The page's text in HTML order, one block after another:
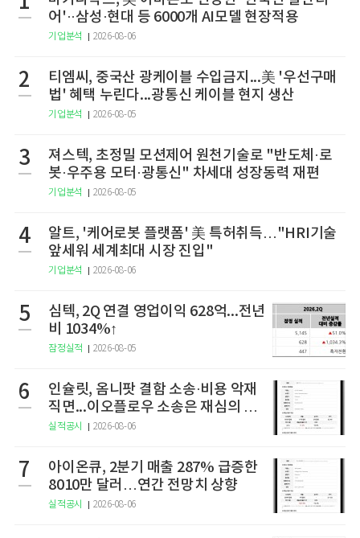
어'··삼성·현대 등 6000개 AI모델 현장적용
기업분석 2026-08-06
2
티엠씨, 중국산 광케이블 수입금지...美 '우선구매
법' 혜택 누린다...광통신 케이블 현지 생산
기업분석 2026-08-05
3
져스텍, 초정밀 모션제어 원천기술로 "반도체·로
봇·우주용 모터·광통신" 차세대 성장동력 재편
기업분석 2026-08-05
4
알트, '케어로봇 플랫폼' 美 특허취득…"HRI기술
앞세워 세계최대 시장 진입"
기업분석 2026-08-06
5
심텍, 2Q 연결 영업이익 628억...전년
비 1034%↑
잠정실적 2026-08-05
6
인슐릿, 옴니팟 결함 소송·비용 악재
직면...이오플로우 소송은 재심의 청
구
실적공시 2026-08-06
7
아이온큐, 2분기 매출 287% 급증한
8010만 달러…연간 전망치 상향
실적공시 2026-08-06